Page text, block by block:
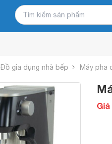
Đồ gia dụng nhà bếp Máy pha
Giá